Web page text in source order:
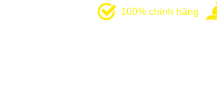
100% chính hãng